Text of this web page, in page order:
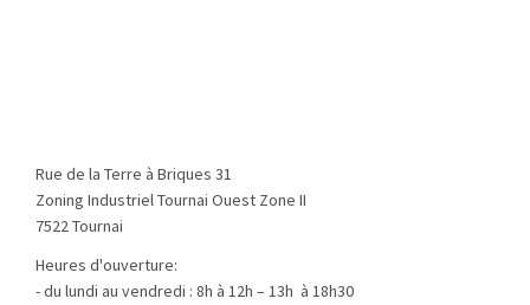
Rue de la Terre à Briques 31
Zoning Industriel Tournai Ouest Zone II
7522 Tournai
Heures d'ouverture:
- du lundi au vendredi : 8h à 12h – 13h à 18h30